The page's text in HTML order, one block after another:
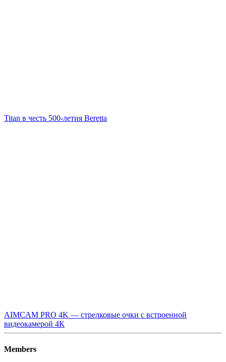
Titan в честь 500-летия Beretta
AIMCAM PRO 4K — стрелковые очки с встроенной
видеокамерой 4К
Members